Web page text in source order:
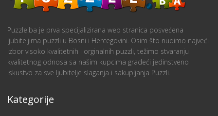
Puzzle.ba je prva specijalizirana web stranica posvećena
ljubiteljima puzzli u Bosni i Hercegovini. Osim što nudimo najveći
izbor visoko kvalitetnih i orginalnih puzzli, težimo stvaranju
kvalitetnog odnosa sa našim kupcima gradeći jedinstveno
iskustvo za sve ljubitelje slaganja i sakupljanja Puzzli.
Kategorije